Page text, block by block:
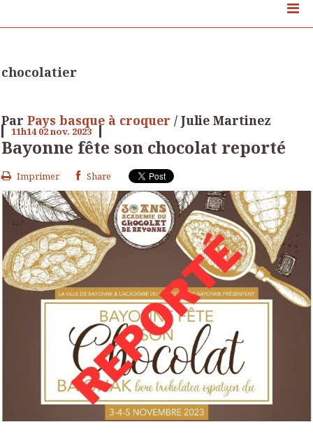
chocolatier
Par Pays basque à croquer / Julie Martinez
11h14 02nov. 2023
Bayonne fête son chocolat reporté
Imprimer Share